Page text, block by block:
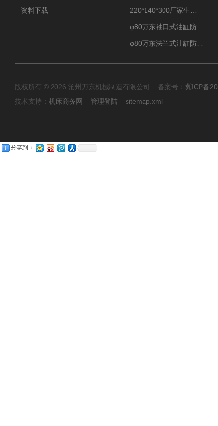
资料下载
版权所有 © 2026 沧州万东机械制造有限公司 备案号： 冀ICP备
技术支持： 机床商务网 管理登陆 sitemap.xml
分享到：